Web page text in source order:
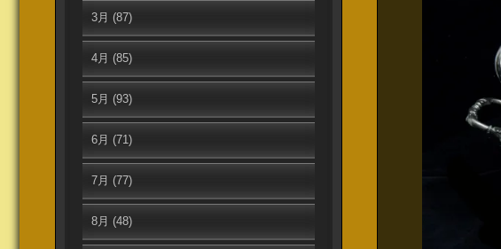
3月 (87)
4月 (85)
5月 (93)
6月 (71)
7月 (77)
8月 (48)